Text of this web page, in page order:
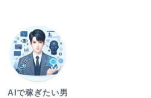
AIで稼ぎたい男